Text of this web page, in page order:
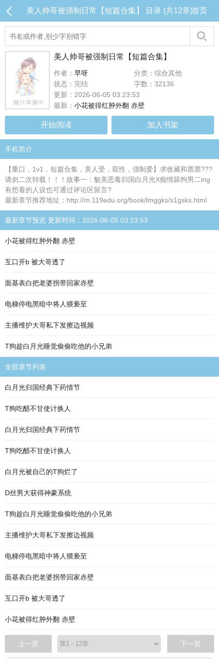
美人帅哥被强制日常【短篇合集】 目录 (共12章)首页
美人帅哥被强制日常【短篇合集】
作者： 早呀
分类：综合其他
状态：完结
字数：32136
更新：2026-06-05 03:23:53
最新： 小花被得红肿外翻 赤壁
开始阅读 加入书架
手机简介
【重口，1v1，短篇合集，美人受，双性，强制爱】求收藏和票票???
请勿二次转载！！！故事一：貌美恶毒归国白月光X痴情舔狗男二ing
有想看的人设也可通过评论区留言?
最新章节推荐地址：http://m.119edu.org/book/lmggks/s1gsks.html
最新章节预览 更新时间：2026-06-05 03:23:53
小花被得红肿外翻 赤壁
互口开b 被大哥透了
面基表白把老婆拐带回家赤壁
电梯停电黑暗中将人猥亵至
主播维护大哥私下发擦边视频
T狗趁白月光睡觉偷偷吃他的小兄弟
全部章节列表
白月光归国经典下药情节
T狗吃醋不甘使计换人
白月光归国经典下药情节
T狗吃醋不甘使计换人
白月光被自己的T狗烂了
D丝男大获得神豪系统
T狗趁白月光睡觉偷偷吃他的小兄弟
主播维护大哥私下发擦边视频
电梯停电黑暗中将人猥亵至
面基表白把老婆拐带回家赤壁
互口开b 被大哥透了
小花被得红肿外翻 赤壁
上一页 下一页